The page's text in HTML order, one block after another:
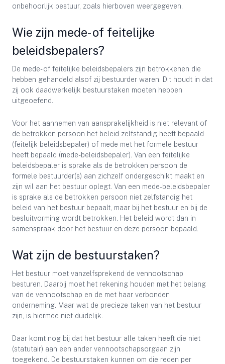
onbehoorlijk bestuur, zoals hierboven weergegeven.
Wie zijn mede- of feitelijke
beleidsbepalers?
De mede- of feitelijke beleidsbepalers zijn betrokkenen die
hebben gehandeld alsof zij bestuurder waren. Dit houdt in dat
zij ook daadwerkelijk bestuurstaken moeten hebben
uitgeoefend.
Voor het aannemen van aansprakelijkheid is niet relevant of
de betrokken persoon het beleid zelfstandig heeft bepaald
(feitelijk beleidsbepaler) of mede met het formele bestuur
heeft bepaald (mede-beleidsbepaler). Van een feitelijke
beleidsbepaler is sprake als de betrokken persoon de
formele bestuurder(s) aan zichzelf ondergeschikt maakt en
zijn wil aan het bestuur oplegt. Van een mede-beleidsbepaler
is sprake als de betrokken persoon niet zelfstandig het
beleid van het bestuur bepaalt, maar bij het bestuur en bij de
besluitvorming wordt betrokken. Het beleid wordt dan in
samenspraak door het bestuur en deze persoon bepaald.
Wat zijn de bestuurstaken?
Het bestuur moet vanzelfsprekend de vennootschap
besturen. Daarbij moet het rekening houden met het belang
van de vennootschap en de met haar verbonden
onderneming. Maar wat de precieze taken van het bestuur
zijn, is hiermee niet duidelijk.
Daar komt nog bij dat het bestuur alle taken heeft die niet
(statutair) aan een ander vennootschapsorgaan zijn
toegekend. De bestuurstaken kunnen om die reden per